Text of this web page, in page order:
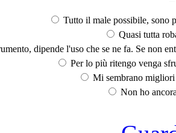
Tutto il male possibile, sono
Quasi tutta
dipende l'uso che se ne fa. Se non
Per lo più ritengo venga
Mi sembrano
Non ho